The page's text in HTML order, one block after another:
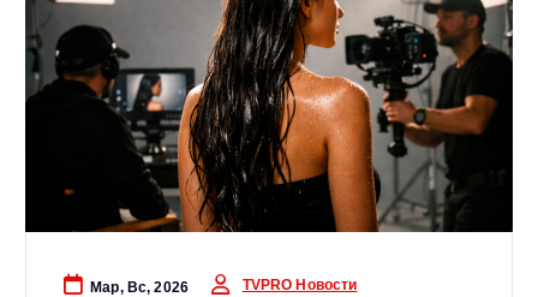
Мар, Вс, 2026 TVPRO Новости